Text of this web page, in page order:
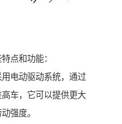
点和功能：
电动驱动系统，通过
车，它可以提供更大
强度。